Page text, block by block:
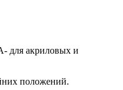
для акриловых и
положений.